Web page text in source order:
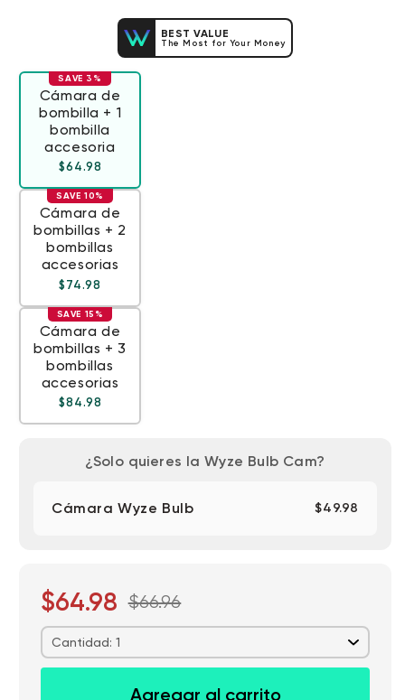
BEST VALUE
The Most for Your Money
Cámara de
bombilla + 1
bombilla
accesoria
SAVE 3%
Precio habitual
Precio de oferta
$64.98
Cámara de
bombillas + 2
bombillas
accesorias
SAVE 10%
Precio habitual
Precio de oferta
$74.98
Cámara de
bombillas + 3
bombillas
accesorias
SAVE 15%
Precio habitual
Precio de oferta
$84.98
¿Solo quieres la Wyze Bulb Cam?
Cámara Wyze Bulb $49.98
32 GB
Portalámparas v2
$64.98 $66.96
Cantidad: 1
Agregar al carrito